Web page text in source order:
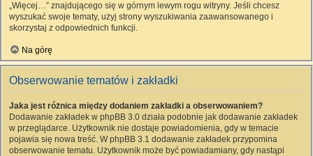
„Więcej…” znajdującego się w górnym lewym rogu witryny. Jeśli chcesz
wyszukać swoje tematy, użyj strony wyszukiwania zaawansowanego i
skorzystaj z odpowiednich funkcji.
Na górę
Obserwowanie tematów i zakładki
Jaka jest różnica między dodaniem zakładki a obserwowaniem?
Dodawanie zakładek w phpBB 3.0 działa podobnie jak dodawanie zakładek
w przeglądarce. Użytkownik nie dostaje powiadomienia, gdy w temacie
pojawia się nowa treść. W phpBB 3.1 dodawanie zakładek przypomina
obserwowanie tematu. Użytkownik może być powiadamiany, gdy nastąpi